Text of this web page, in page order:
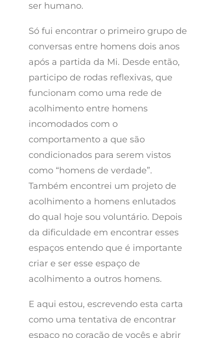
ser humano.
Só fui encontrar o primeiro grupo de
conversas entre homens dois anos
após a partida da Mi. Desde então,
participo de rodas reflexivas, que
funcionam como uma rede de
acolhimento entre homens
incomodados com o
comportamento a que são
condicionados para serem vistos
como “homens de verdade”.
Também encontrei um projeto de
acolhimento a homens enlutados
do qual hoje sou voluntário. Depois
da dificuldade em encontrar esses
espaços entendo que é importante
criar e ser esse espaço de
acolhimento a outros homens.
E aqui estou, escrevendo esta carta
como uma tentativa de encontrar
espaço no coração de vocês e abrir